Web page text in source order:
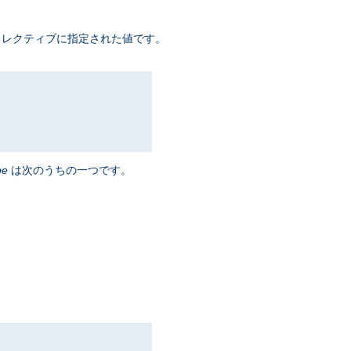
クティブに指定された値です。
は次のうちの一つです。